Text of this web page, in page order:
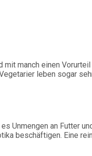
manch einen
leben sogar
Unmengen an Futter
beschäftigen. Eine